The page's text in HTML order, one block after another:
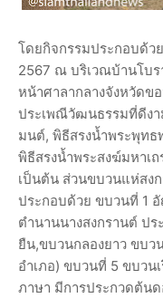
โดยกิจกรรมประกอบด้ว
2567 ณ บริเวณบ้านโบ
หน้าศาลากลางจังหวัดข
ประเพณีวัฒนธรรมที่ดีงา
มนต์, พิธีสรงน้ำพระพุทธ
พิธีสรงน้ำพระสงฆ์มหาเ
เป็นต้น ส่วนขบวนแห่สง
ประกอบด้วย ขบวนที่ 1
ตำนานนางสงกรานต์ ป
ยืน,ขบวนกลองยาว ขบ
อำเภอ) ขบวนที่ 5 ขบวน
ภาษา มีการประกวดต้น